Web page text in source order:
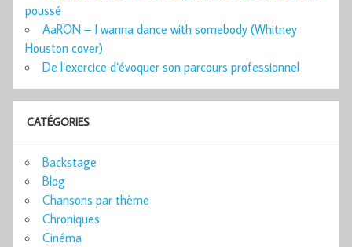
poussé
AaRON – I wanna dance with somebody (Whitney
Houston cover)
De l’exercice d’évoquer son parcours professionnel
CATÉGORIES
Backstage
Blog
Chansons par thème
Chroniques
Cinéma